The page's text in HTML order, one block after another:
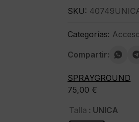
75,00 €
Talla : UNICA
SKU:
Categorías:
Compartir:
SPRAYGROUND